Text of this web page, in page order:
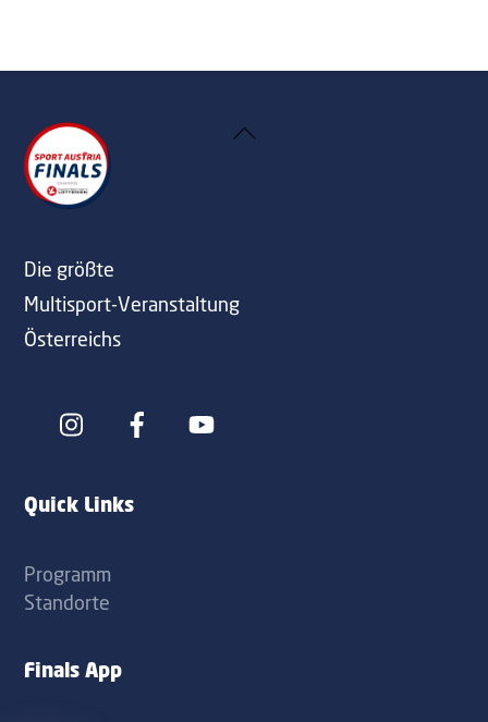
Back
Die größte
Multisport-Veranstaltung
Österreichs
Icon
Icon
Quick Links
Programm
Standorte
Finals App